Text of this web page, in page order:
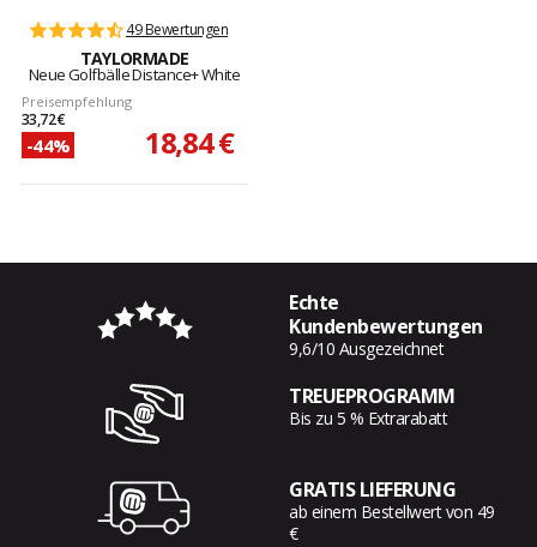
49 Bewertungen
TAYLORMADE
Neue Golfbälle Distance+ White
Preisempfehlung
33,72 €
-44% 18,84 €
Echte
Kundenbewertungen
9,6/10 Ausgezeichnet
TREUEPROGRAMM
Bis zu 5 % Extrarabatt
GRATIS LIEFERUNG
ab einem Bestellwert von 49
€